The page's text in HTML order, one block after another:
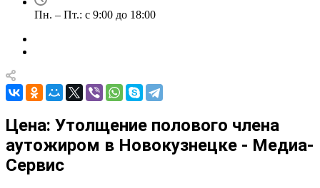
Пн. – Пт.: с 9:00 до 18:00
Цена: Утолщение полового члена
аутожиром в Новокузнецке - Медиа-
Сервис